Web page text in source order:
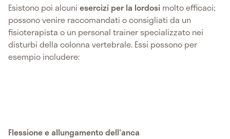
Esistono poi alcuni esercizi per la lordosi molto efficaci;
possono venire raccomandati o consigliati da un
fisioterapista o un personal trainer specializzato nei
disturbi della colonna vertebrale. Essi possono per
esempio includere:
Flessione e allungamento dell'anca